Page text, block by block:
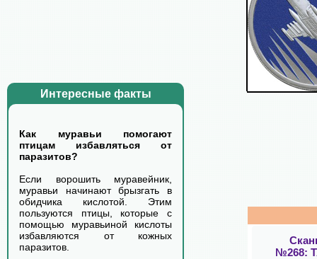
Интересные факты
Как муравьи помогают
птицам избавляться от
паразитов?
Если ворошить муравейник,
муравьи начинают брызгать в
обидчика кислотой. Этим
пользуются птицы, которые с
помощью муравьиной кислоты
избавляются от кожных
паразитов.
№268: